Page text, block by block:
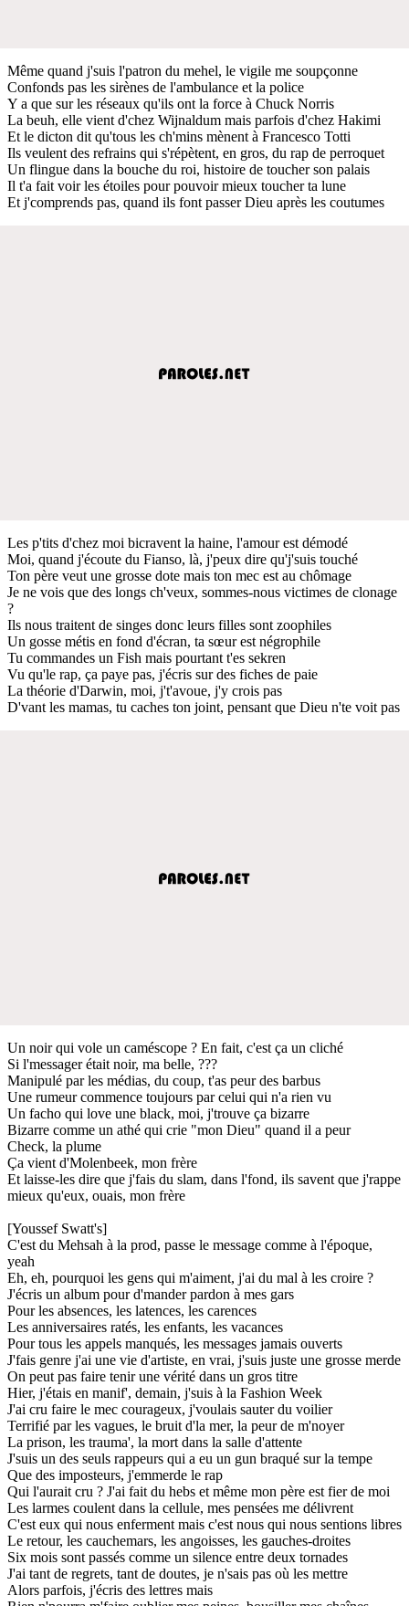
Même quand j'suis l'patron du mehel, le vigile me soupçonne
Confonds pas les sirènes de l'ambulance et la police
Y a que sur les réseaux qu'ils ont la force à Chuck Norris
La beuh, elle vient d'chez Wijnaldum mais parfois d'chez Hakimi
Et le dicton dit qu'tous les ch'mins mènent à Francesco Totti
Ils veulent des refrains qui s'répètent, en gros, du rap de perroquet
Un flingue dans la bouche du roi, histoire de toucher son palais
Il t'a fait voir les étoiles pour pouvoir mieux toucher ta lune
Et j'comprends pas, quand ils font passer Dieu après les coutumes
Les p'tits d'chez moi bicravent la haine, l'amour est démodé
Moi, quand j'écoute du Fianso, là, j'peux dire qu'j'suis touché
Ton père veut une grosse dote mais ton mec est au chômage
Je ne vois que des longs ch'veux, sommes-nous victimes de clonage
?
Ils nous traitent de singes donc leurs filles sont zoophiles
Un gosse métis en fond d'écran, ta sœur est négrophile
Tu commandes un Fish mais pourtant t'es sekren
Vu qu'le rap, ça paye pas, j'écris sur des fiches de paie
La théorie d'Darwin, moi, j't'avoue, j'y crois pas
D'vant les mamas, tu caches ton joint, pensant que Dieu n'te voit pas
Un noir qui vole un caméscope ? En fait, c'est ça un cliché
Si l'messager était noir, ma belle, ???
Manipulé par les médias, du coup, t'as peur des barbus
Une rumeur commence toujours par celui qui n'a rien vu
Un facho qui love une black, moi, j'trouve ça bizarre
Bizarre comme un athé qui crie "mon Dieu" quand il a peur
Check, la plume
Ça vient d'Molenbeek, mon frère
Et laisse-les dire que j'fais du slam, dans l'fond, ils savent que j'rappe
mieux qu'eux, ouais, mon frère
[Youssef Swatt's]
C'est du Mehsah à la prod, passe le message comme à l'époque,
yeah
Eh, eh, pourquoi les gens qui m'aiment, j'ai du mal à les croire ?
J'écris un album pour d'mander pardon à mes gars
Pour les absences, les latences, les carences
Les anniversaires ratés, les enfants, les vacances
Pour tous les appels manqués, les messages jamais ouverts
J'fais genre j'ai une vie d'artiste, en vrai, j'suis juste une grosse merde
On peut pas faire tenir une vérité dans un gros titre
Hier, j'étais en manif', demain, j'suis à la Fashion Week
J'ai cru faire le mec courageux, j'voulais sauter du voilier
Terrifié par les vagues, le bruit d'la mer, la peur de m'noyer
La prison, les trauma', la mort dans la salle d'attente
J'suis un des seuls rappeurs qui a eu un gun braqué sur la tempe
Que des imposteurs, j'emmerde le rap
Qui l'aurait cru ? J'ai fait du hebs et même mon père est fier de moi
Les larmes coulent dans la cellule, mes pensées me délivrent
C'est eux qui nous enferment mais c'est nous qui nous sentions libres
Le retour, les cauchemars, les angoisses, les gauches-droites
Six mois sont passés comme un silence entre deux tornades
J'ai tant de regrets, tant de doutes, je n'sais pas où les mettre
Alors parfois, j'écris des lettres mais